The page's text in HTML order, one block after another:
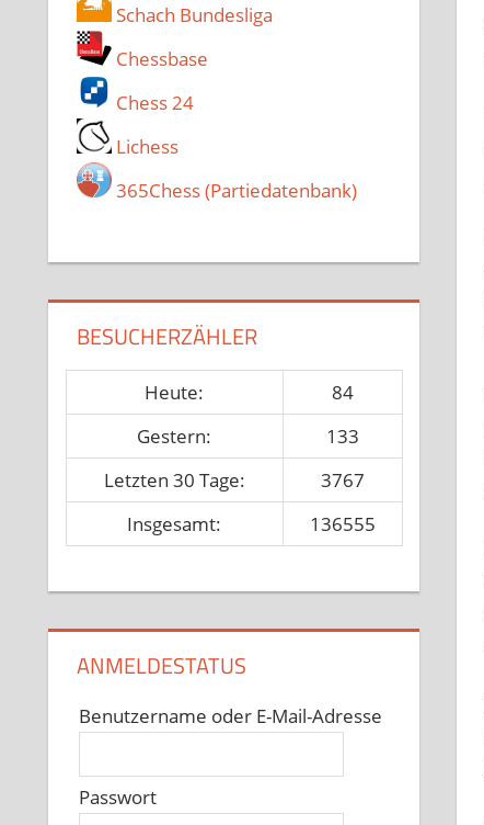
Schach Bundesliga
Chessbase
Chess 24
Lichess
365Chess (Partiedatenbank)
BESUCHERZÄHLER
Heute:
84
Gestern:
133
Letzten 30 Tage:
3767
Insgesamt:
136555
ANMELDESTATUS
Benutzername oder E-Mail-Adresse
Passwort